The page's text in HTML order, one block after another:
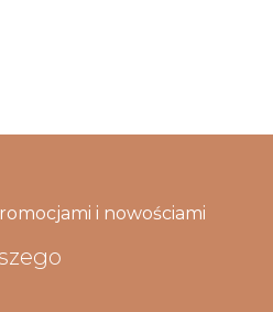
i nowościami